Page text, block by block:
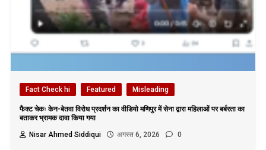
Fact Check hi Featured Misleading
फैक्ट चेकः केन-बेतवा विरोध प्रदर्शन का वीडियो मणिपुर में सेना द्वारा महिलाओं पर बर्बरता का
बताकर भ्रामक दावा किया गया
Nisar Ahmed Siddiqui
अगस्त 6, 2026 0